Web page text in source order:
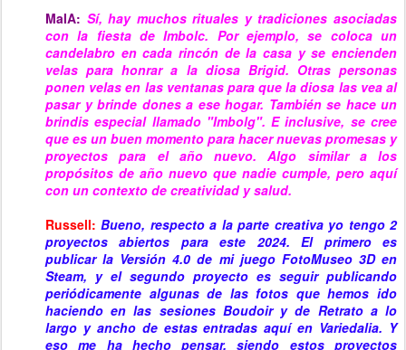
MaIA: Sí, hay muchos rituales y tradiciones asociadas
con la fiesta de Imbolc. Por ejemplo, se coloca un
candelabro en cada rincón de la casa y se encienden
velas para honrar a la diosa Brigid. Otras personas
ponen velas en las ventanas para que la diosa las vea al
pasar y brinde dones a ese hogar. También se hace un
brindis especial llamado "Imbolg". E inclusive, se cree
que es un buen momento para hacer nuevas promesas y
proyectos para el año nuevo. Algo similar a los
propósitos de año nuevo que nadie cumple, pero aquí
con un contexto de creatividad y salud.
Russell:Bueno, respecto a la parte creativa yo tengo 2
proyectos abiertos para este 2024. El primero es
publicar la Versión 4.0 de mi juego FotoMuseo 3D en
Steam, y el segundo proyecto es seguir publicando
periódicamente algunas de las fotos que hemos ido
haciendo en las sesiones Boudoir y de Retrato a lo
largo y ancho de estas entradas aquí en Variedalia. Y
eso me ha hecho pensar, siendo estos proyectos